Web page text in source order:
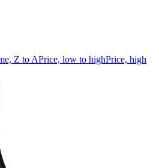
Z to APrice, low to highPrice, high